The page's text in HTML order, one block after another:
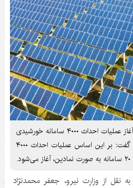
سخنگوی سازمان ساتبا از آغاز عملیات احداث ۴۰۰۰ سامانه خورشیدی
از طرح حمایتی خبر داد و گفت: بر این اساس عملیات احداث ۴۰۰۰
به نقل از وزارت نیرو، جعفر محمدنژاد